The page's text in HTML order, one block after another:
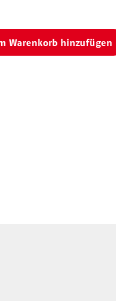
Warenkorb hinzufügen